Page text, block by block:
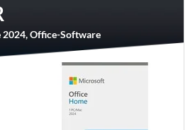
Office-Software